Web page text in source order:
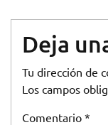
Deja
Tu dirección de
Los campos
Comentario *